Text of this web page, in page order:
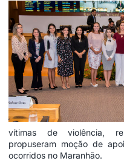
vítimas de violência,
propuseram moção de
ocorridos no Maranhão.